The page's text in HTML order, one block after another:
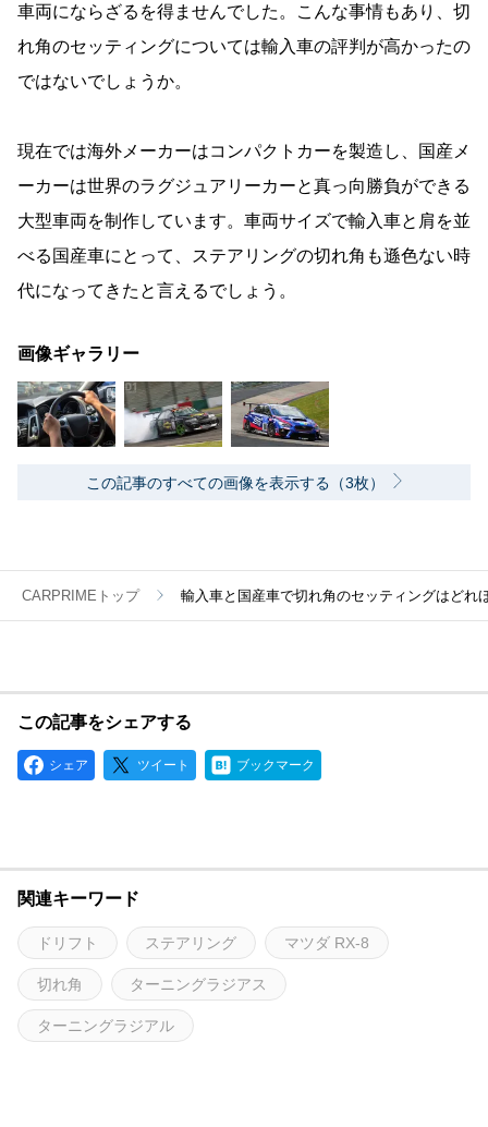
車両にならざるを得ませんでした。こんな事情もあり、切
れ角のセッティングについては輸入車の評判が高かったの
ではないでしょうか。
現在では海外メーカーはコンパクトカーを製造し、国産メ
ーカーは世界のラグジュアリーカーと真っ向勝負ができる
大型車両を制作しています。車両サイズで輸入車と肩を並
べる国産車にとって、ステアリングの切れ角も遜色ない時
代になってきたと言えるでしょう。
画像ギャラリー
この記事のすべての画像を表示する（3枚）
CARPRIMEトップ 輸入車と国産車で切れ角のセッティングはどれ
この記事をシェアする
シェア ツイート ブックマーク
関連キーワード
ドリフト ステアリング マツダ RX-8
切れ角 ターニングラジアス
ターニングラジアル